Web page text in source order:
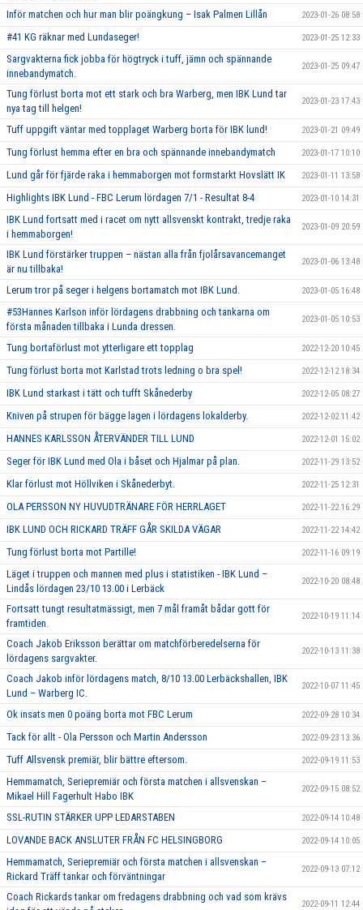
Inför matchen och hur man blir poängkung – Isak Palmen Lillån 2023-01-26 08:58
#41 KG räknar med Lundaseger! 2023-01-25 12:33
Sargvakterna fick jobba för högtryck i tuff, jämn och spännande
innebandymatch.
2023-01-25 09:47
Tung förlust borta mot ett stark och bra Warberg, men IBK Lund tar
nya tag till helgen!
2023-01-23 17:43
Tuff uppgift väntar med topplaget Warberg borta för IBK lund! 2023-01-21 09:49
Tung förlust hemma efter en bra och spännande innebandymatch 2023-01-17 10:10
Lund går för fjärde raka i hemmaborgen mot formstarkt Hovslätt IK 2023-01-11 13:58
Highlights IBK Lund - FBC Lerum lördagen 7/1 - Resultat 8-4 2023-01-10 14:31
IBK Lund fortsatt med i racet om nytt allsvenskt kontrakt, tredje raka
i hemmaborgen!
2023-01-09 20:59
IBK Lund förstärker truppen – nästan alla från fjolårsavancemanget
är nu tillbaka!
2023-01-06 13:48
Lerum tror på seger i helgens bortamatch mot IBK Lund. 2023-01-05 16:48
#53Hannes Karlson inför lördagens drabbning och tankarna om
första månaden tillbaka i Lunda dressen.
2023-01-05 10:53
Tung bortaförlust mot ytterligare ett topplag 2022-12-20 10:45
Tung förlust borta mot Karlstad trots ledning o bra spel! 2022-12-12 18:34
IBK Lund starkast i tätt och tufft Skånederby 2022-12-05 08:27
Kniven på strupen för bägge lagen i lördagens lokalderby. 2022-12-02 11:42
HANNES KARLSSON ÅTERVÄNDER TILL LUND 2022-12-01 15:02
Seger för IBK Lund med Ola i båset och Hjalmar på plan. 2022-11-29 13:52
Klar förlust mot Höllviken i Skånederbyt. 2022-11-25 12:31
OLA PERSSON NY HUVUDTRÄNARE FÖR HERRLAGET 2022-11-22 16:29
IBK LUND OCH RICKARD TRÄFF GÅR SKILDA VÄGAR 2022-11-22 14:42
Tung förlust borta mot Partille! 2022-11-16 09:19
Läget i truppen och mannen med plus i statistiken - IBK Lund –
Lindås lördagen 23/10 13.00 i Lerbäck
2022-10-20 08:48
Fortsatt tungt resultatmässigt, men 7 mål framåt bådar gott för
framtiden.
2022-10-19 11:14
Coach Jakob Eriksson berättar om matchförberedelserna för
lördagens sargvakter.
2022-10-13 11:38
Coach Jakob inför lördagens match, 8/10 13.00 Lerbäckshallen, IBK
Lund – Warberg IC.
2022-10-07 11:45
Ok insats men 0 poäng borta mot FBC Lerum 2022-09-28 10:34
Tack för allt - Ola Persson och Martin Andersson 2022-09-23 13:36
Tuff Allsvensk premiär, blir bättre eftersom. 2022-09-19 11:53
Hemmamatch, Seriepremiär och första matchen i allsvenskan –
Mikael Hill Fagerhult Habo IBK
2022-09-15 08:52
SSL-RUTIN STÄRKER UPP LEDARSTABEN 2022-09-14 10:48
LOVANDE BACK ANSLUTER FRÅN FC HELSINGBORG 2022-09-14 10:05
Hemmamatch, Seriepremiär och första matchen i allsvenskan –
Rickard Träff tankar och förväntningar
2022-09-13 07:12
Coach Rickards tankar om fredagens drabbning och vad som krävs
2022-09-11 12:44